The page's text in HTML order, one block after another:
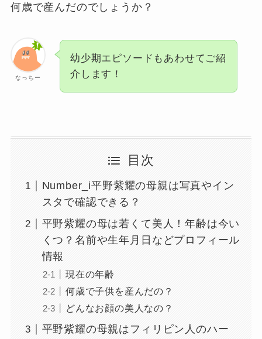
何歳で産んだのでしょうか？
なっちー
幼少期エピソードもあわせてご紹
介します！
目次
Number_i平野紫耀の母親は写真やイン
スタで確認できる？
平野紫耀の母は若くて美人！年齢は今い
くつ？名前や生年月日などプロフィール
情報
現在の年齢
何歳で子供を産んだの？
どんなお顔の美人なの？
平野紫耀の母親はフィリピン人のハー